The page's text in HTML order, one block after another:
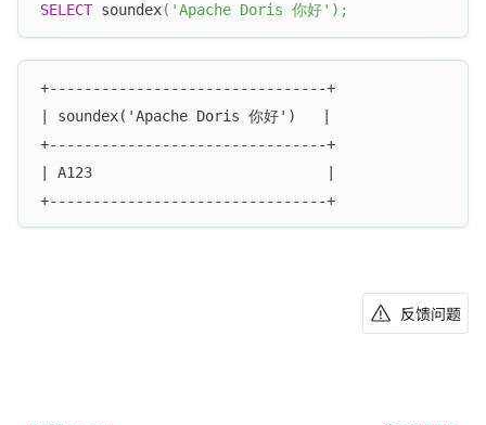
SELECT soundex( 'Apache Doris 你好' ) ;
+--------------------------------+
| soundex('Apache Doris 你好')   |
+--------------------------------+
| A123                           |
+--------------------------------+
反馈问题